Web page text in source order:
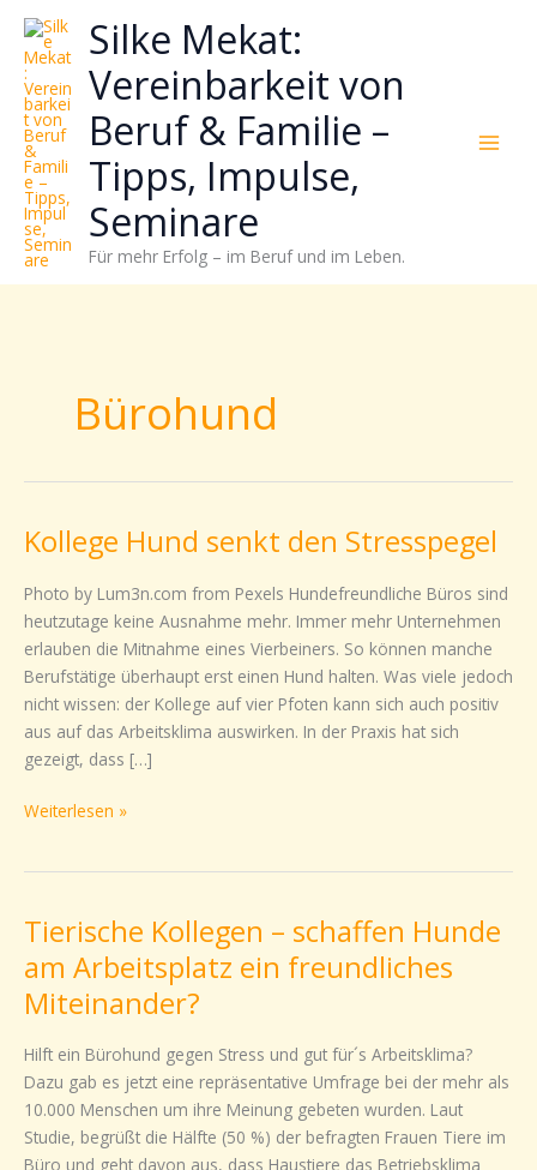
Zum
Inhalt
springen
Silke Mekat:
Vereinbarkeit von
Beruf & Familie –
Tipps, Impulse,
Seminare
Für mehr Erfolg – im Beruf und im Leben.
Bürohund
Kollege Hund senkt den Stresspegel
Photo by Lum3n.com from Pexels Hundefreundliche Büros sind
heutzutage keine Ausnahme mehr. Immer mehr Unternehmen
erlauben die Mitnahme eines Vierbeiners. So können manche
Berufstätige überhaupt erst einen Hund halten. Was viele jedoch
nicht wissen: der Kollege auf vier Pfoten kann sich auch positiv
aus auf das Arbeitsklima auswirken. In der Praxis hat sich
gezeigt, dass […]
Kollege
senkt
den
Stresspegel
Weiterlesen »
Tierische Kollegen – schaffen Hunde
am Arbeitsplatz ein freundliches
Miteinander?
Hilft ein Bürohund gegen Stress und gut für´s Arbeitsklima?
Dazu gab es jetzt eine repräsentative Umfrage bei der mehr als
10.000 Menschen um ihre Meinung gebeten wurden. Laut
Studie, begrüßt die Hälfte (50 %) der befragten Frauen Tiere im
Büro und geht davon aus, dass Haustiere das Betriebsklima
Tierische
Kollegen
–
schaffen
am
Arbeitsplatz
ein
freundliches
wie
sich
Stress
reduzieren
Energie
gezielter
einsetzen
lässt?
Einfach